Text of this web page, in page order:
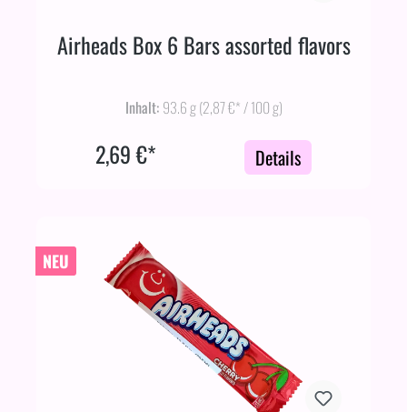
Airheads Box 6 Bars assorted flavors
Inhalt: 93.6 g(2,87 €* / 100 g)
2,69 €* Details
NEU